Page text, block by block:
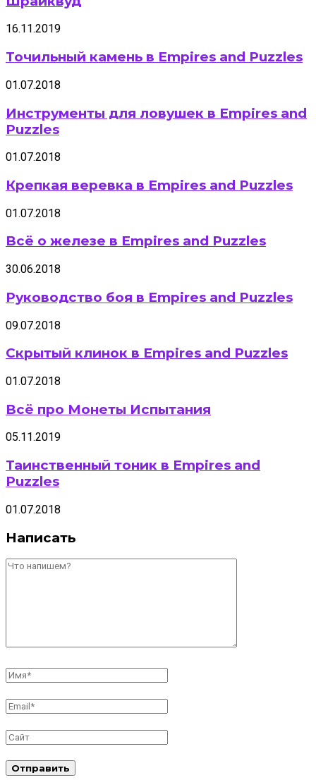
16.11.2019
Точильный камень в Empires and Puzzles
01.07.2018
Инструменты для ловушек в Empires and
Puzzles
01.07.2018
Крепкая веревка в Empires and Puzzles
01.07.2018
Всё о железе в Empires and Puzzles
30.06.2018
Руководство боя в Empires and Puzzles
09.07.2018
Скрытый клинок в Empires and Puzzles
01.07.2018
Всё про Монеты Испытания
05.11.2019
Таинственный тоник в Empires and
Puzzles
01.07.2018
Написать